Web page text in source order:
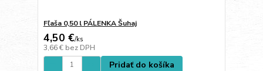
Fľaša 0,50 l PÁLENKA Šuhaj
4,50 €/ks
3,66 € bez DPH
Pridať do košíka